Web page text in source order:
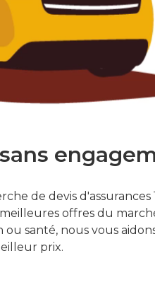
de devis d'assurances
offres du
santé, nous vous
prix.